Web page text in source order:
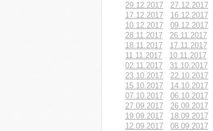
29.12.2017
27.12.2017
17.12.2017
16.12.2017
10.12.2017
09.12.2017
28.11.2017
26.11.2017
18.11.2017
17.11.2017
11.11.2017
10.11.2017
02.11.2017
31.10.2017
23.10.2017
22.10.2017
15.10.2017
14.10.2017
07.10.2017
06.10.2017
27.09.2017
26.09.2017
19.09.2017
18.09.2017
12.09.2017
08.09.2017